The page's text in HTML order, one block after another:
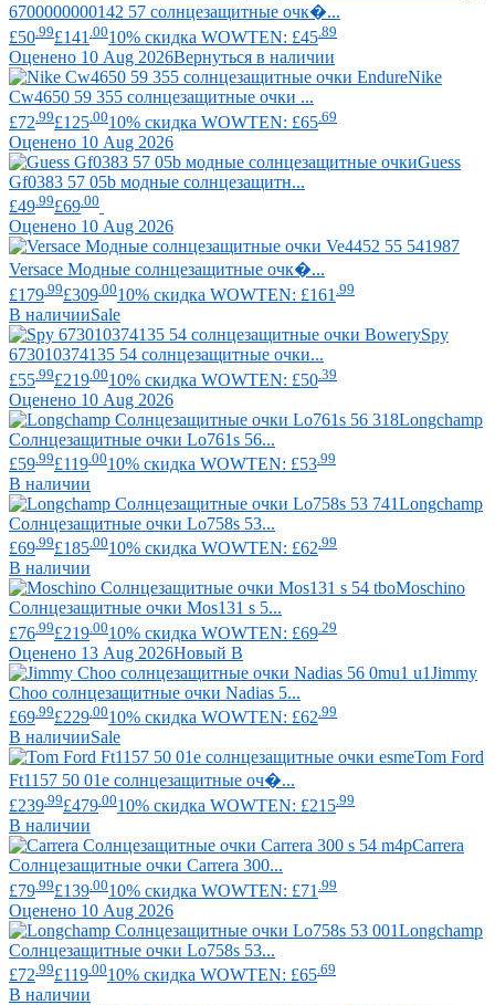
6700000000142 57 солнцезащитные очк�...
£50 .99£141 .0010% скидка WOWTEN: £45 .89
Оценено 10 Aug 2026Вернуться в наличии
Nike
Cw4650 59 355 солнцезащитные очки ...
£72 .99£125 .0010% скидка WOWTEN: £65 .69
Оценено 10 Aug 2026
Guess
Gf0383 57 05b модные солнцезащитн...
£49 .99£69 .00
Оценено 10 Aug 2026
Versace Модные солнцезащитные очк�...
£179 .99£309 .0010% скидка WOWTEN: £161 .99
В наличииSale
Spy
673010374135 54 солнцезащитные очки...
£55 .99£219 .0010% скидка WOWTEN: £50 .39
Оценено 10 Aug 2026
Longchamp
Солнцезащитные очки Lo761s 56...
£59 .99£119 .0010% скидка WOWTEN: £53 .99
В наличии
Longchamp
Солнцезащитные очки Lo758s 53...
£69 .99£185 .0010% скидка WOWTEN: £62 .99
В наличии
Moschino
Солнцезащитные очки Mos131 s 5...
£76 .99£219 .0010% скидка WOWTEN: £69 .29
Оценено 13 Aug 2026Новый В
Jimmy
Choo солнцезащитные очки Nadias 5...
£69 .99£229 .0010% скидка WOWTEN: £62 .99
В наличииSale
Tom Ford
Ft1157 50 01e солнцезащитные оч�...
£239 .99£479 .0010% скидка WOWTEN: £215 .99
В наличии
Carrera
Солнцезащитные очки Carrera 300...
£79 .99£139 .0010% скидка WOWTEN: £71 .99
Оценено 10 Aug 2026
Longchamp
Солнцезащитные очки Lo758s 53...
£72 .99£119 .0010% скидка WOWTEN: £65 .69
В наличии